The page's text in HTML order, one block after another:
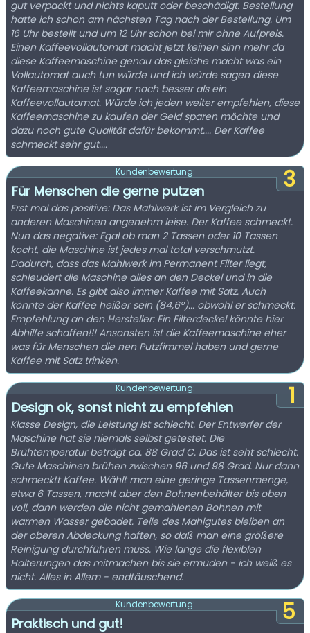
gut verpackt und nichts kaputt oder beschädigt. Bestellung
hatte ich schon am nächsten Tag nach der Bestellung. Um
16 Uhr bestellt und um 12 Uhr schon bei mir ohne Aufpreis.
Einen Kaffeevollautomat macht jetzt keinen sinn mehr da
diese Kaffeemaschine genau das gleiche macht was ein
Vollautomat auch tun würde und ich würde sagen diese
Kaffeemaschine ist sogar noch besser als ein
Kaffeevollautomat. Würde ich jeden weiter empfehlen, diese
Kaffeemaschine zu kaufen der Geld sparen möchte und
dazu noch gute Qualität dafür bekommt.... Der Kaffee
schmeckt sehr gut....
3
Kundenbewertung:
Für Menschen die gerne putzen
Erst mal das positive: Das Mahlwerk ist im Vergleich zu
anderen Maschinen angenehm leise. Der Kaffee schmeckt.
Nun das negative: Egal ob man 2 Tassen oder 10 Tassen
kocht, die Maschine ist jedes mal total verschmutzt.
Dadurch, dass das Mahlwerk im Permanent Filter liegt,
schleudert die Maschine alles an den Deckel und in die
Kaffeekanne. Es gibt also immer Kaffee mit Satz. Auch
könnte der Kaffee heißer sein (84,6°)... obwohl er schmeckt.
Empfehlung an den Hersteller: Ein Filterdeckel könnte hier
Abhilfe schaffen!!! Ansonsten ist die Kaffeemaschine eher
was für Menschen die nen Putzfimmel haben und gerne
Kaffee mit Satz trinken.
1
Kundenbewertung:
Design ok, sonst nicht zu empfehlen
Klasse Design, die Leistung ist schlecht. Der Entwerfer der
Maschine hat sie niemals selbst getestet. Die
Brühtemperatur beträgt ca. 88 Grad C. Das ist seht schlecht.
Gute Maschinen brühen zwischen 96 und 98 Grad. Nur dann
schmecktt Kaffee. Wählt man eine geringe Tassenmenge,
etwa 6 Tassen, macht aber den Bohnenbehälter bis oben
voll, dann werden die nicht gemahlenen Bohnen mit
warmen Wasser gebadet. Teile des Mahlgutes bleiben an
der oberen Abdeckung haften, so daß man eine größere
Reinigung durchführen muss. Wie lange die flexiblen
Halterungen das mitmachen bis sie ermüden - ich weiß es
nicht. Alles in Allem - endtäuschend.
5
Kundenbewertung:
Praktisch und gut!